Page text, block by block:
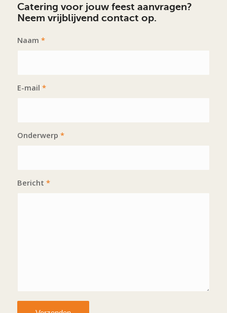
Catering voor jouw feest aanvragen?
Neem vrijblijvend contact op.
Naam *
E-mail *
Onderwerp *
Bericht *